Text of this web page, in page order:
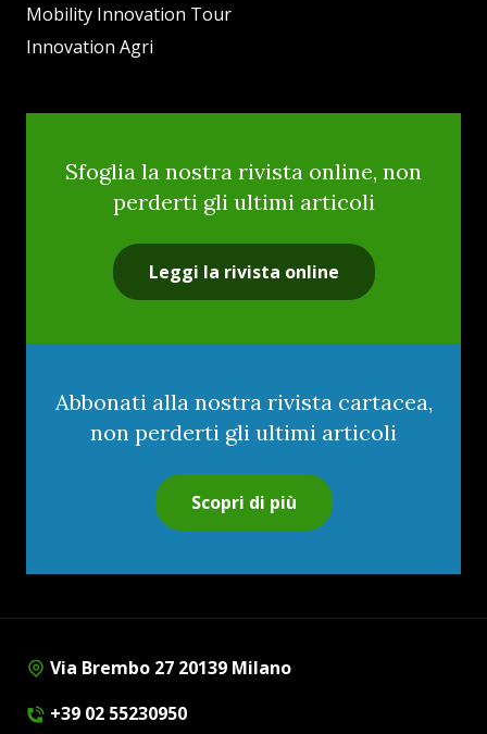
Mobility Innovation Tour
Innovation Agri
Sfoglia la nostra rivista online, non
perderti gli ultimi articoli
Leggi la rivista online
Abbonati alla nostra rivista cartacea,
non perderti gli ultimi articoli
Scopri di più
Via Brembo 27 20139 Milano
+39 02 55230950